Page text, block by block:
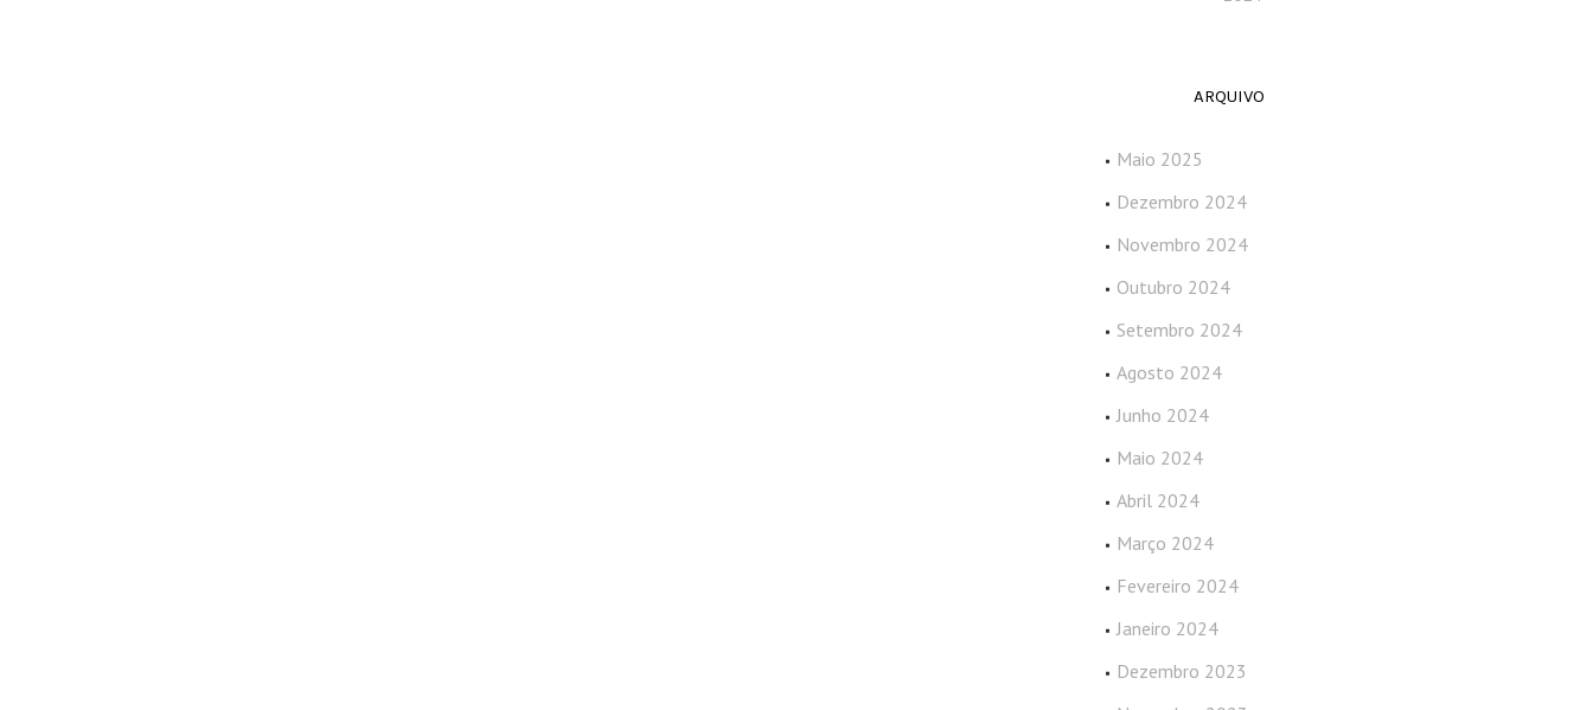
ARQUIVO
Maio 2025
Dezembro 2024
Novembro 2024
Outubro 2024
Setembro 2024
Agosto 2024
Junho 2024
Maio 2024
Abril 2024
Março 2024
Fevereiro 2024
Janeiro 2024
Dezembro 2023